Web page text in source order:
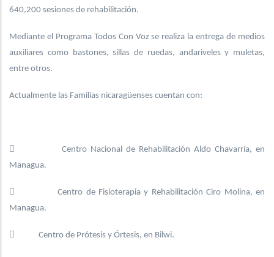
640,200 sesiones de rehabilitación.
Mediante el Programa Todos Con Voz se realiza la entrega de medios
auxiliares como bastones, sillas de ruedas, andariveles y muletas,
entre otros.
Actualmente las Familias nicaragüenses cuentan con:
 Centro Nacional de Rehabilitación Aldo Chavarría, en
Managua.
 Centro de Fisioterapia y Rehabilitación Ciro Molina, en
Managua.
 Centro de Prótesis y Órtesis, en Bilwi.